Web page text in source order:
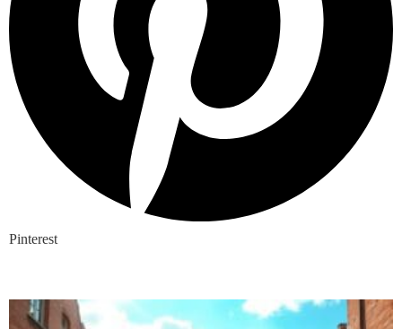
Pinterest